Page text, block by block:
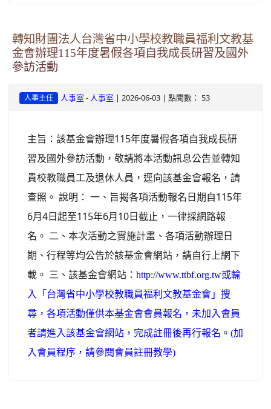
轉知財團法人台灣省中小學校教職員福利文教基
金會辦理115年度暑假各項自我成長研習及國外
參訪活動
人事主任 人事室 - 人事室 | 2026-06-03 | 點閱數： 53
主旨：該基金會辦理115年度暑假各項自我成長研
習及國外參訪活動，敬請將本活動訊息公告並轉知
貴校教職員工及退休人員，逕向該基金會報名，請
查照。 說明： 一、旨揭各項活動報名日期自115年
6月4日起至115年6月10日截止，一律採網路報
名。 二、本次活動之實施計畫、各項活動辦理日
期、行程等均公告於該基金會網站，請自行上網下
載。 三、該基金會網站： http://www.ttbf.org.tw或輸
入「台灣省中小學校教職員福利文教基金會」搜
尋，各項活動僅供本基金會會員報名，未加入會員
者請進入該基金會網站，完成註冊後再行報名。(加
入會員程序，請參閱會員註冊教學)